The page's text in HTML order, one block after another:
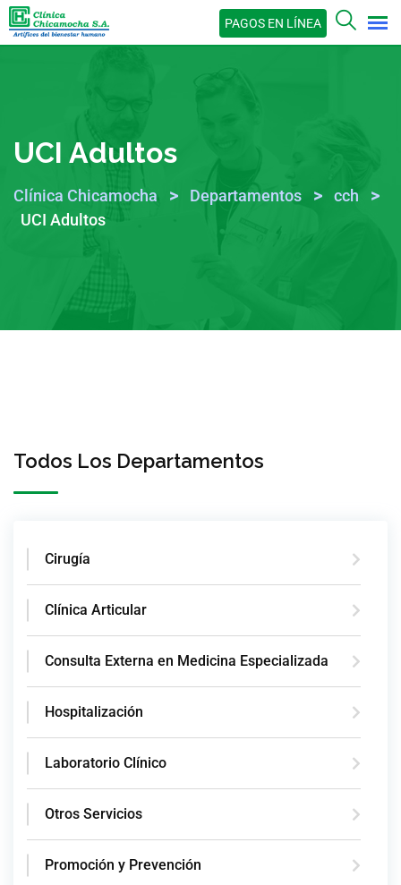
PAGOS EN LÍNEA
UCI Adultos
Clínica Chicamocha > Departamentos > cch >
UCI Adultos
Todos Los Departamentos
Cirugía
Clínica Articular
Consulta Externa en Medicina Especializada
Hospitalización
Laboratorio Clínico
Otros Servicios
Promoción y Prevención